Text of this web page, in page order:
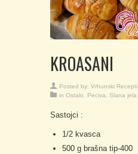
KROASANI
Posted by: Vrhunski Recepti
in Ostalo, Peciva, Slana jela
Sastojci :
1/2 kvasca
500 g brašna tip-400